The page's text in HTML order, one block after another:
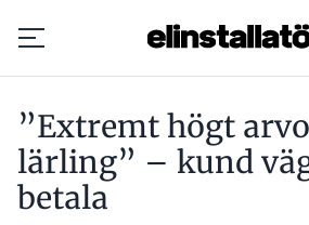
Prenumerera
Hantera
”Extremt högt
lärling” – kund
betala